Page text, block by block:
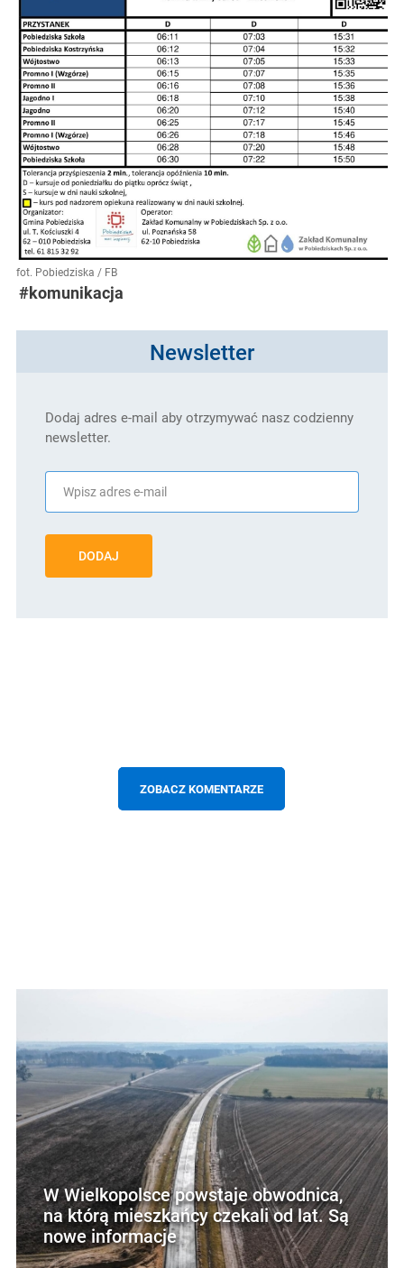
fot. Pobiedziska / FB
#komunikacja
Newsletter
Dodaj adres e-mail aby otrzymywać nasz codzienny
newsletter.
DODAJ
ZOBACZ KOMENTARZE
W Wielkopolsce powstaje obwodnica,
na którą mieszkańcy czekali od lat. Są
nowe informacje